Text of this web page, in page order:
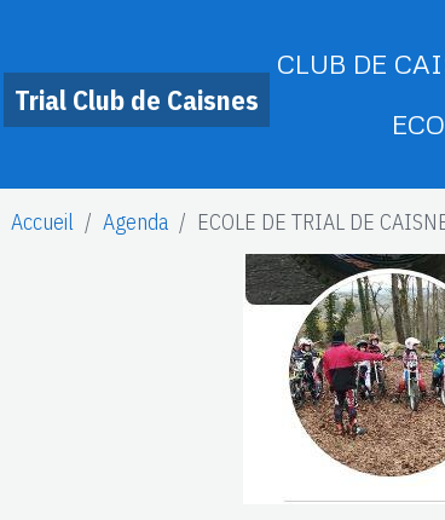
Trial Club de Caisnes
CLUB DE
Accueil Agenda ECOLE DE TRIAL DE